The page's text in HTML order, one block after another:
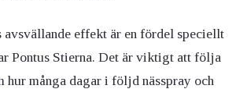
avsvällande effekt är en fördel speciellt
Pontus Stierna. Det är viktigt att följa
hur många dagar i följd nässpray och